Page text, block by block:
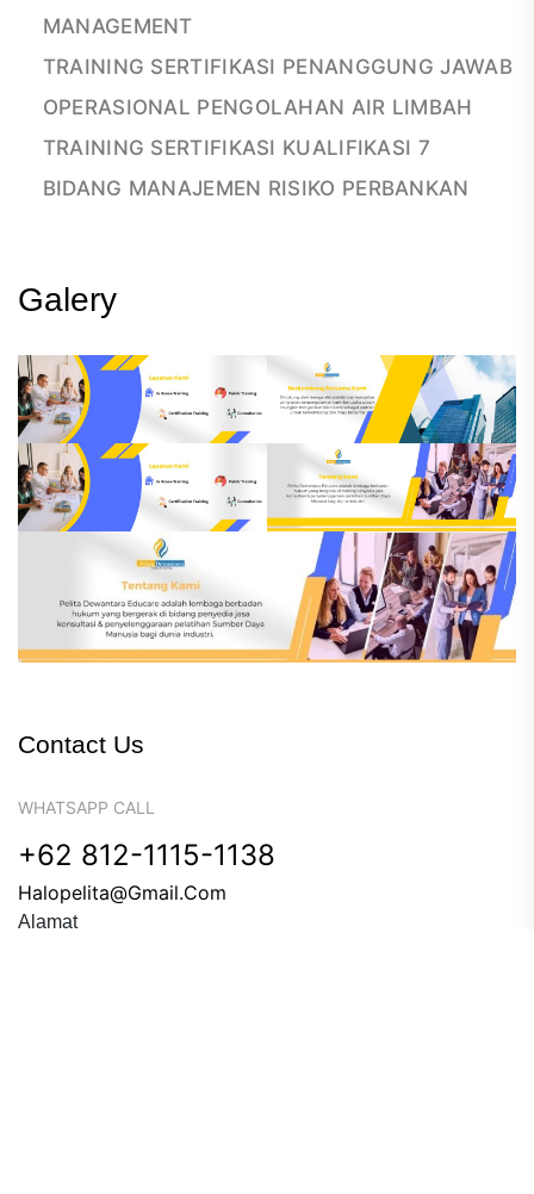
MANAGEMENT
TRAINING SERTIFIKASI PENANGGUNG JAWAB
OPERASIONAL PENGOLAHAN AIR LIMBAH
TRAINING SERTIFIKASI KUALIFIKASI 7
BIDANG MANAJEMEN RISIKO PERBANKAN
Galery
Contact Us
WHATSAPP CALL
+62 812-1115-1138
Halopelita@gmail.com
Alamat